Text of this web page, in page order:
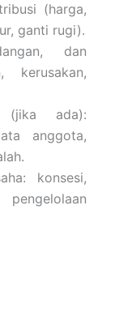
(harga,
ganti rugi).
dan
kerusakan,
(jika ada):
anggota,
konsesi,